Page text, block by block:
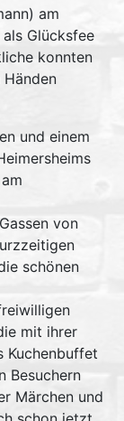
am
Glücksfee
konnten
und einem
von
schönen
mit ihrer
Kuchenbuffet
Besuchern
Märchen und